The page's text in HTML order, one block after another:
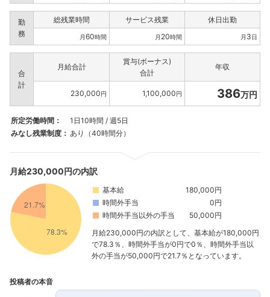
勤
務
総残業時間 サービス残業 休日出勤
月60時間 月 20時間 月 3日
合
計
月給合計
賞与(ボーナス)
合計
年収
230,000円 1,100,000円 386万円
所定労働時間：
1日10時間 / 週5日
みなし残業制度： あり（40時間分）
月給230,000円の内訳
基本給
180,000円
時間外手当
0円
時間外手当以外の手当
50,000円
月給230,000円の内訳として、基本給が180,000円
で78.3％、時間外手当が0円で0％、時間外手当以
外の手当が50,000円で21.7％となっています。
投稿者の本音